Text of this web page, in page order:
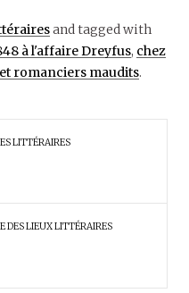
and tagged with
à l'affaire Dreyfus, chez
romanciers maudits.
LITTÉRAIRES
DES LIEUX LITTÉRAIRES